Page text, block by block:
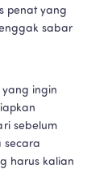
penat yang
sabar
ingin
sebelum
secara
harus kalian